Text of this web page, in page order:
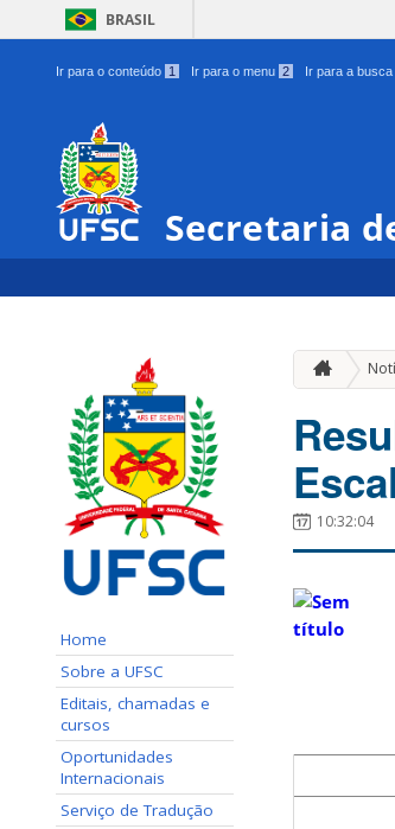
BRASIL
Ir para o conteúdo 1 Ir para o menu 2 Ir para a busca
Secretaria
Home
Sobre a UFSC
Editais, chamadas e
cursos
Oportunidades
Internacionais
Serviço de Tradução
10:32:04